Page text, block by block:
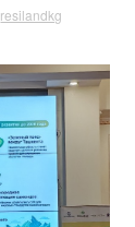
resilandkg